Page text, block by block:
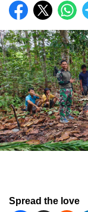
Spread the love